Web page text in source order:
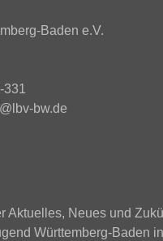
Baden e.V.
331
bw.de
Aktuelles, Neues und
Württemberg-Baden